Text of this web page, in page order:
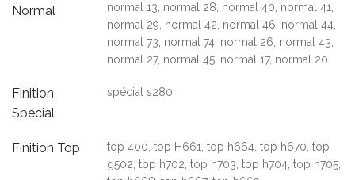
Normal
normal 13, normal 28, normal 40, normal 41,
normal 29, normal 42, normal 46, normal 44,
normal 73, normal 74, normal 26, normal 43,
normal 27, normal 45, normal 17, normal 20
Finition
Spécial
spécial s280
Finition Top
top 400, top H661, top h664, top h670, top
g502, top h702, top h703, top h704, top h705,